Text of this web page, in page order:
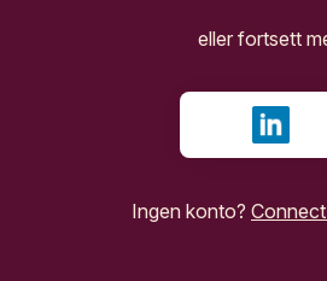
eller fortsett
Logg
Ingen konto?